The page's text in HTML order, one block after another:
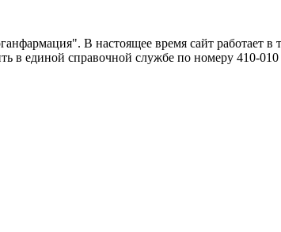
В настоящее время сайт работает в
в единой справочной службе по номеру 410-010